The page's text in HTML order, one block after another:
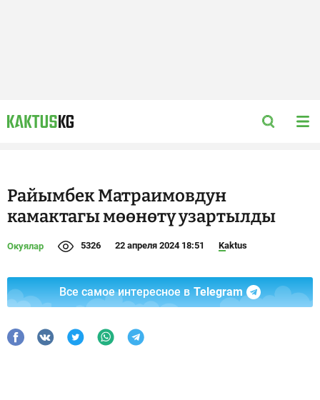
Райымбек Матраимовдун
камактагы мөөнөтү узартылды
Окуялар 5326 22 апреля 2024 18:51 Kaktus
Все самое интересное в Telegram